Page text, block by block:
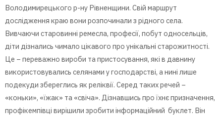
Володимирецького р-ну Рівненщини. Свій маршрут
дослідження краю вони розпочинали з рідного села.
Вивчаючи старовинні ремесла, професії, побут односельців,
діти дізнались чимало цікавого про унікальні старожитності.
Це – переважно вироби та пристосування, які в давнину
використовувались селянами у господарстві, а нині лише
подекуди збереглись як реліквії. Серед таких речей –
«коньки», «їжак» та «свіча». Дізнавшись про їхнє призначення,
профікемпівці вирішили зробити інформаційний буклет. Він